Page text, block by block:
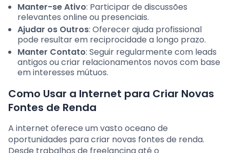
Manter-se Ativo: Participar de discussões
relevantes online ou presenciais.
Ajudar os Outros: Oferecer ajuda profissional
pode resultar em reciprocidade a longo prazo.
Manter Contato: Seguir regularmente com leads
antigos ou criar relacionamentos novos com base
em interesses mútuos.
Como Usar a Internet para Criar Novas
Fontes de Renda
A internet oferece um vasto oceano de
oportunidades para criar novas fontes de renda.
Desde trabalhos de freelancing até o